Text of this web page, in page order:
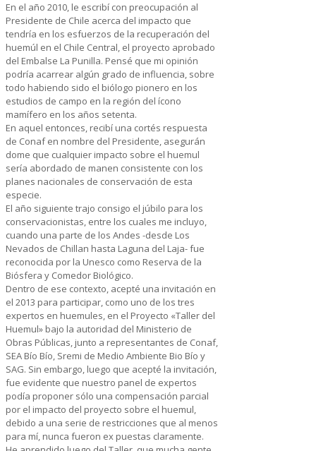
En el año 2010, le escribí con preocupación al
Presidente de Chile acerca del impacto que
tendría en los esfuerzos de la recuperación del
huemúl en el Chile Central, el proyecto aprobado
del Embalse La Punilla. Pensé que mi opinión
podría acarrear algún grado de influencia, sobre
todo habiendo sido el biólogo pionero en los
estudios de campo en la región del ícono
mamífero en los años setenta.
En aquel entonces, recibí una cortés respuesta
de Conaf en nombre del Presidente, asegurán
dome que cualquier impacto sobre el huemul
sería abordado de manen consistente con los
planes nacionales de conservación de esta
especie.
El año siguiente trajo consigo el júbilo para los
conservacionistas, entre los cuales me incluyo,
cuando una parte de los Andes -desde Los
Nevados de Chillan hasta Laguna del Laja- fue
reconocida por la Unesco como Reserva de la
Biósfera y Comedor Biológico.
Dentro de ese contexto, acepté una invitación en
el 2013 para participar, como uno de los tres
expertos en huemules, en el Proyecto «Taller del
Huemul» bajo la autoridad del Ministerio de
Obras Públicas, junto a representantes de Conaf,
SEA Bío Bío, Sremi de Medio Ambiente Bio Bío y
SAG. Sin embargo, luego que acepté la invitación,
fue evidente que nuestro panel de expertos
podía proponer sólo una compensación parcial
por el impacto del proyecto sobre el huemul,
debido a una serie de restricciones que al menos
para mí, nunca fueron ex puestas claramente.